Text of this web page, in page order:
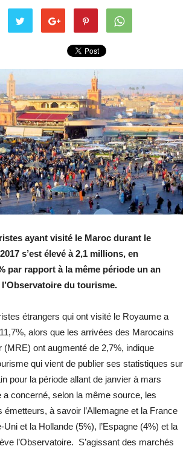
ayant visité le Maroc durant le
s’est élevé à 2,1 millions, en
par rapport à la même période un an
du tourisme.
étrangers qui ont visité le Royaume a
alors que les arrivées des Marocains
(MRE) ont augmenté de 2,7%, indique
qui vient de publier ses statistiques sur
pour la période allant de janvier à mars
a concerné, selon la même source, les
émetteurs, à savoir l’Allemagne et la France
et la Hollande (5%), l’Espagne (4%) et la
l’Observatoire. S’agissant des marchés